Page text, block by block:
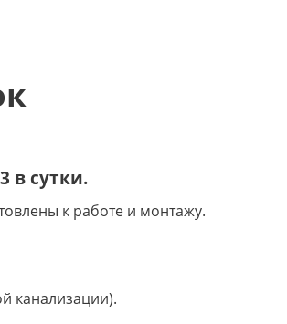
в сутки.
к работе и монтажу.
канализации).